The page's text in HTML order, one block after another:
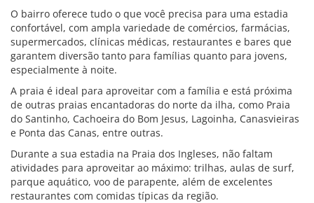
O bairro oferece tudo o que você precisa para uma estadia
confortável, com ampla variedade de comércios, farmácias,
supermercados, clínicas médicas, restaurantes e bares que
garantem diversão tanto para famílias quanto para jovens,
especialmente à noite.
A praia é ideal para aproveitar com a família e está próxima
de outras praias encantadoras do norte da ilha, como Praia
do Santinho, Cachoeira do Bom Jesus, Lagoinha, Canasvieiras
e Ponta das Canas, entre outras.
Durante a sua estadia na Praia dos Ingleses, não faltam
atividades para aproveitar ao máximo: trilhas, aulas de surf,
parque aquático, voo de parapente, além de excelentes
restaurantes com comidas típicas da região.